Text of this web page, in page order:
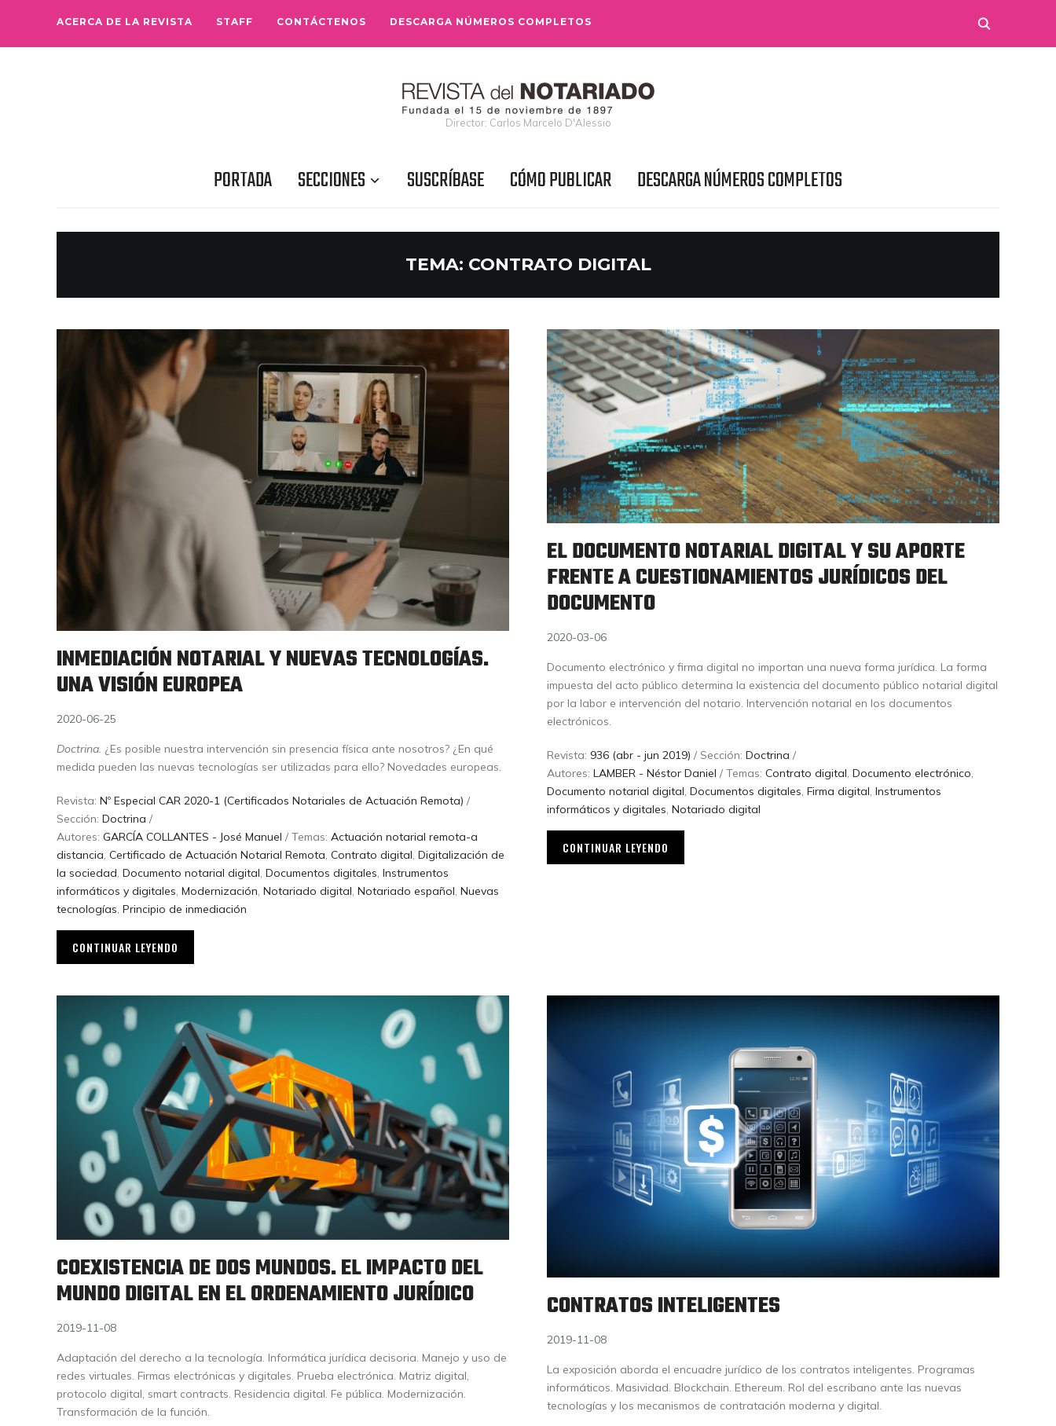
ACERCA DE LA REVISTA STAFF CONTÁCTENOS DESCARGA NÚMEROS COMPLETOS
Director: Carlos Marcelo D'Alessio
PORTADA SECCIONES SUSCRÍBASE CÓMO PUBLICAR DESCARGA NÚMEROS COMPLETOS
TEMA: CONTRATO DIGITAL
INMEDIACIÓN NOTARIAL Y NUEVAS TECNOLOGÍAS.
UNA VISIÓN EUROPEA
2020-06-25
Doctrina. ¿Es posible nuestra intervención sin presencia física ante nosotros? ¿En qué
medida pueden las nuevas tecnologías ser utilizadas para ello? Novedades europeas.
Revista: Nº Especial CAR 2020-1 (Certificados Notariales de Actuación Remota) /
Sección: Doctrina /
Autores: GARCÍA COLLANTES - José Manuel / Temas: Actuación notarial remota-a
distancia, Certificado de Actuación Notarial Remota, Contrato digital, Digitalización de
la sociedad, Documento notarial digital, Documentos digitales, Instrumentos
informáticos y digitales, Modernización, Notariado digital, Notariado español, Nuevas
tecnologías, Principio de inmediación
CONTINUAR LEYENDO
EL DOCUMENTO NOTARIAL DIGITAL Y SU APORTE
FRENTE A CUESTIONAMIENTOS JURÍDICOS DEL
DOCUMENTO
2020-03-06
Documento electrónico y firma digital no importan una nueva forma jurídica. La forma
impuesta del acto público determina la existencia del documento público notarial digital
por la labor e intervención del notario. Intervención notarial en los documentos
electrónicos.
Revista: 936 (abr - jun 2019) / Sección: Doctrina /
Autores: LAMBER - Néstor Daniel / Temas: Contrato digital, Documento electrónico,
Documento notarial digital, Documentos digitales, Firma digital, Instrumentos
informáticos y digitales, Notariado digital
CONTINUAR LEYENDO
COEXISTENCIA DE DOS MUNDOS. EL IMPACTO DEL
MUNDO DIGITAL EN EL ORDENAMIENTO JURÍDICO
2019-11-08
Adaptación del derecho a la tecnología. Informática jurídica decisoria. Manejo y uso de
redes virtuales. Firmas electrónicas y digitales. Prueba electrónica. Matriz digital,
protocolo digital, smart contracts. Residencia digital. Fe pública. Modernización.
Transformación de la función.
CONTRATOS INTELIGENTES
2019-11-08
La exposición aborda el encuadre jurídico de los contratos inteligentes. Programas
informáticos. Masividad. Blockchain. Ethereum. Rol del escribano ante las nuevas
tecnologías y los mecanismos de contratación moderna y digital.